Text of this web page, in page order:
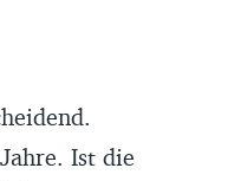
Ist die